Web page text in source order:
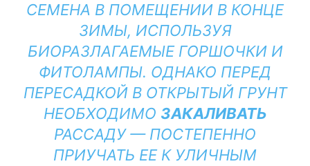
СЕМЕНА В ПОМЕЩЕНИИ В КОНЦЕ
ЗИМЫ, ИСПОЛЬЗУЯ
БИОРАЗЛАГАЕМЫЕ ГОРШОЧКИ И
ФИТОЛАМПЫ. ОДНАКО ПЕРЕД
ПЕРЕСАДКОЙ В ОТКРЫТЫЙ ГРУНТ
НЕОБХОДИМО ЗАКАЛИВАТЬ
РАССАДУ — ПОСТЕПЕННО
ПРИУЧАТЬ ЕЕ К УЛИЧНЫМ